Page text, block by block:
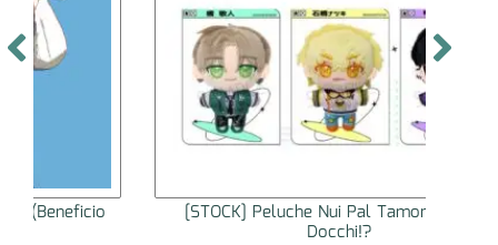
[STOCK] Peluche Nui Pal Tamon-kun Ima